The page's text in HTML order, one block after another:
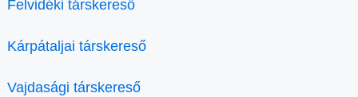
Felvidéki társkereső
Kárpátaljai társkereső
Vajdasági társkereső